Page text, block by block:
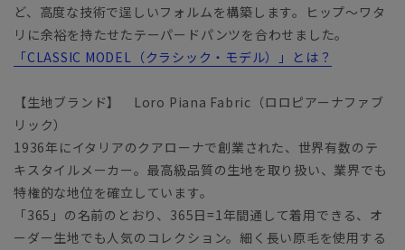
ど、高度な技術で逞しいフォルムを構築します。ヒップ～ワタ
リに余裕を持たせたテーパードパンツを合わせました。
「CLASSIC MODEL（クラシック・モデル）」とは？
【生地ブランド】 Loro Piana Fabric（ロロピアーナファブ
リック）
1936年にイタリアのクアローナで創業された、世界有数のテ
キスタイルメーカー。最高級品質の生地を取り扱い、業界でも
特権的な地位を確立しています。
「365」の名前のとおり、365日=1年間通して着用できる、オ
ーダー生地でも人気のコレクション。細く長い原毛を使用する